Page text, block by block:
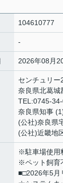
104610777
-
2026年08月
センチュリ
奈良県北葛城
TEL:0745-34-
奈良県知事
(公社)奈良県
(公社)近畿地
※駐車場使用
※ペット飼育
■□2026年5月